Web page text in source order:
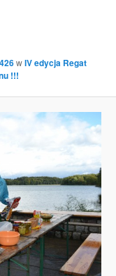
wIV edycja Regat
!!!